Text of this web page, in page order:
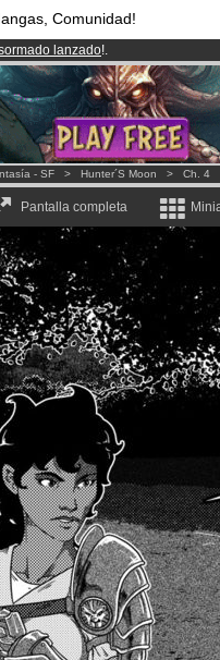
Comunidad!
lanzado!.
y 1208Cómics y Mangas!.
euros al mes!Hazte Premium ya
- SF > Hunter´s Moon > Ch. 4
Pantalla completa